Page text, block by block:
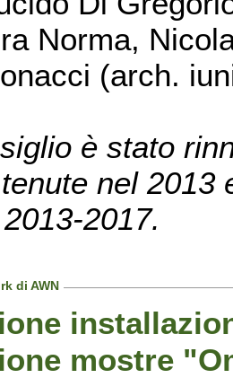
Norma,
(arch.
è stato
nel 2013
2017.
di AWN
mostre